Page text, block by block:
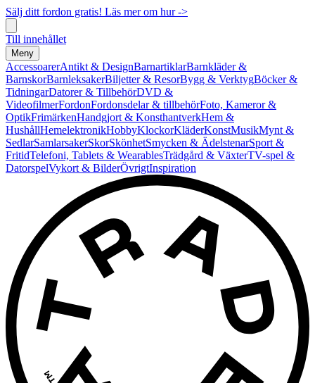
Sälj ditt fordon gratis! Läs mer om hur ->
Till innehållet
Meny
AccessoarerAntikt & DesignBarnartiklarBarnkläder &
BarnskorBarnleksakerBiljetter & ResorBygg & VerktygBöcker &
TidningarDatorer & TillbehörDVD &
VideofilmerFordonFordonsdelar & tillbehörFoto, Kameror &
OptikFrimärkenHandgjort & KonsthantverkHem &
HushållHemelektronikHobbyKlockorKläderKonstMusikMynt &
SedlarSamlarsakerSkorSkönhetSmycken & ÄdelstenarSport &
FritidTelefoni, Tablets & WearablesTrädgård & VäxterTV-spel &
DatorspelVykort & BilderÖvrigtInspiration